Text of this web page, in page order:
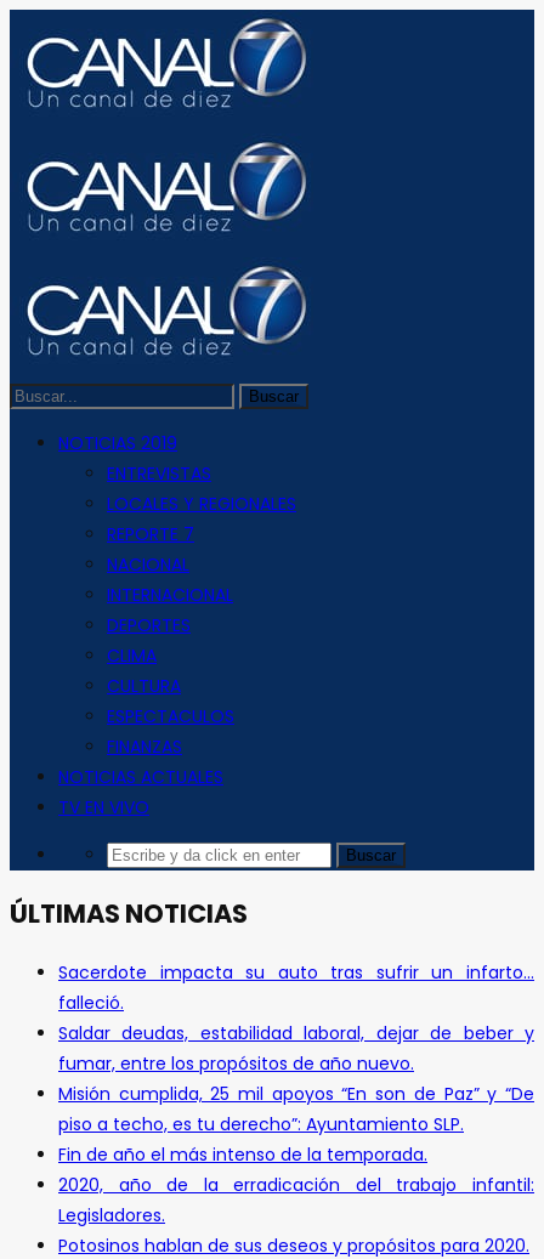
NOTICIAS 2019
ENTREVISTAS
LOCALES Y REGIONALES
REPORTE 7
NACIONAL
INTERNACIONAL
DEPORTES
CLIMA
CULTURA
ESPECTACULOS
FINANZAS
NOTICIAS ACTUALES
TV EN VIVO
ÚLTIMAS NOTICIAS
Sacerdote impacta su auto tras sufrir un infarto…
falleció.
Saldar deudas, estabilidad laboral, dejar de beber y
fumar, entre los propósitos de año nuevo.
Misión cumplida, 25 mil apoyos “En son de Paz” y “De
piso a techo, es tu derecho”: Ayuntamiento SLP.
Fin de año el más intenso de la temporada.
2020, año de la erradicación del trabajo infantil:
Legisladores.
Potosinos hablan de sus deseos y propósitos para 2020.